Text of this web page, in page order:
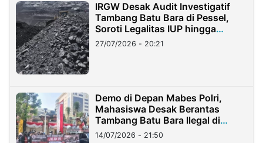
IRGW Desak Audit Investigatif
Tambang Batu Bara di Pessel,
Soroti Legalitas IUP hingga
Stockpile
27/07/2026 - 20:21
Demo di Depan Mabes Polri,
Mahasiswa Desak Berantas
Tambang Batu Bara Ilegal di
Lampung
14/07/2026 - 21:50